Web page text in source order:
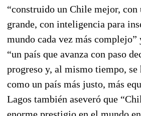
“construido un Chile mejor, con
grande, con inteligencia para
mundo cada vez más complejo”
“un país que avanza con paso
progreso y, al mismo tiempo,
como un país más justo, más
Lagos también aseveró que